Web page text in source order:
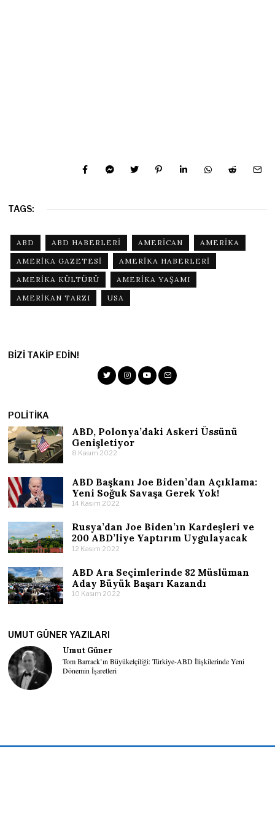
TAGS:
ABD ABD HABERLERI AMERICAN
AMERIKA
AMERIKA GAZETESI
AMERIKA HABERLERI
AMERIKA KÜLTÜRÜ
AMERIKA YAŞAMI
AMERIKAN TARZI
USA
BIZI TAKIP EDIN!
POLITIKA
ABD, Polonya’daki Askeri Üssünü
Genişletiyor
8 Kasım 2022
ABD Başkanı Joe Biden’dan Açıklama:
Yeni Soğuk Savaşa Gerek Yok!
14 Kasım 2022
Rusya’dan Joe Biden’ın Kardeşleri ve
200 ABD’liye Yaptırım Uygulayacak
12 Kasım 2022
ABD Ara Seçimlerinde 82 Müslüman
Aday Büyük Başarı Kazandı
10 Kasım 2022
UMUT GÜNER YAZILARI
Umut Güner
Tom Barrack’ın Büyükelçiliği: Türkiye-ABD İlişkilerinde Yeni
Dönemin İşaretleri